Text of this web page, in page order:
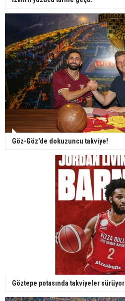
Göz-Göz'de dokuzuncu takviye!
Göztepe potasında takviyeler sürüyor